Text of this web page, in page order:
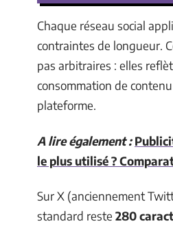
Chaque réseau social
contraintes de longueur.
pas arbitraires : elles
consommation de
plateforme.
A lire également :
le plus utilisé ?
Sur X (anciennement
standard reste 280